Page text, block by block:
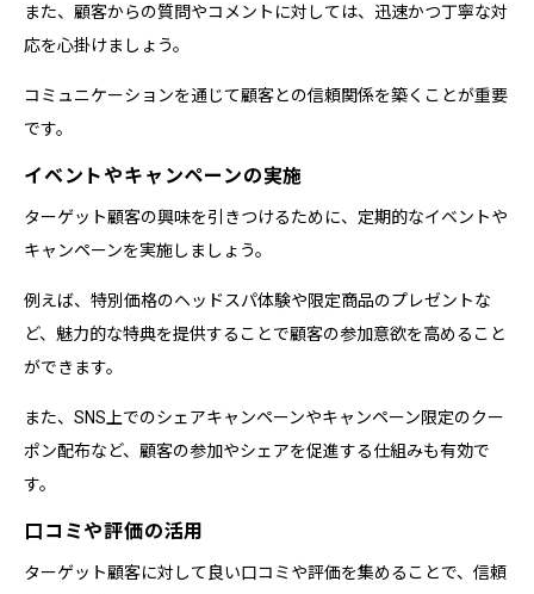
また、顧客からの質問やコメントに対しては、迅速かつ丁寧な対
応を心掛けましょう。
コミュニケーションを通じて顧客との信頼関係を築くことが重要
です。
イベントやキャンペーンの実施
ターゲット顧客の興味を引きつけるために、定期的なイベントや
キャンペーンを実施しましょう。
例えば、特別価格のヘッドスパ体験や限定商品のプレゼントな
ど、魅力的な特典を提供することで顧客の参加意欲を高めること
ができます。
また、SNS上でのシェアキャンペーンやキャンペーン限定のクー
ポン配布など、顧客の参加やシェアを促進する仕組みも有効で
す。
口コミや評価の活用
ターゲット顧客に対して良い口コミや評価を集めることで、信頼